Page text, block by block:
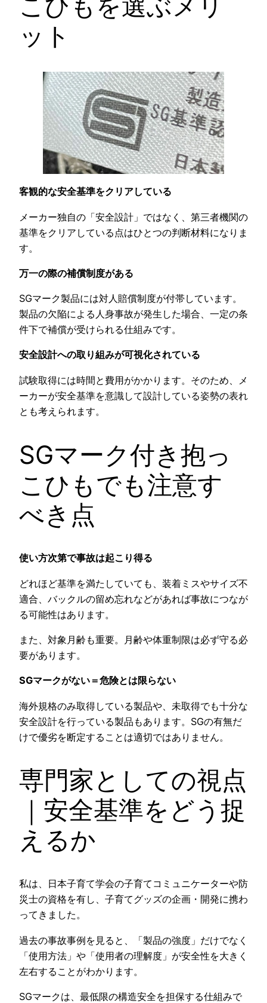
ット
客観的な安全基準をクリアしている
メーカー独自の「安全設計」ではなく、第三者機関の
基準をクリアしている点はひとつの判断材料になりま
す。
万一の際の補償制度がある
SGマーク製品には対人賠償制度が付帯しています。
製品の欠陥による人身事故が発生した場合、一定の条
件下で補償が受けられる仕組みです。
安全設計への取り組みが可視化されている
試験取得には時間と費用がかかります。そのため、メ
ーカーが安全基準を意識して設計している姿勢の表れ
とも考えられます。
SGマーク付き抱っ
こひもでも注意す
べき点
使い方次第で事故は起こり得る
どれほど基準を満たしていても、装着ミスやサイズ不
適合、バックルの留め忘れなどがあれば事故につなが
る可能性はあります。
また、対象月齢も重要。月齢や体重制限は必ず守る必
要があります。
SGマークがない＝危険とは限らない
海外規格のみ取得している製品や、未取得でも十分な
安全設計を行っている製品もあります。SGの有無だ
けで優劣を断定することは適切ではありません。
専門家としての視点
｜安全基準をどう捉
えるか
私は、日本子育て学会の子育てコミュニケーターや防
災士の資格を有し、子育てグッズの企画・開発に携わ
ってきました。
過去の事故事例を見ると、「製品の強度」だけでなく
「使用方法」や「使用者の理解度」が安全性を大きく
左右することがわかります。
SGマークは、最低限の構造安全を担保する仕組みで